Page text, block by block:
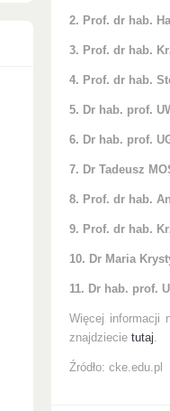
2. Prof. dr hab.
3. Prof. dr hab.
4. Prof. dr hab.
5. Dr hab. prof.
6. Dr hab. prof.
7. Dr Tadeusz
8. Prof. dr hab.
9. Prof. dr hab.
10. Dr Maria
11. Dr hab. prof.
Więcej informacji
znajdziecie tutaj.
Źródło: cke.edu.pl